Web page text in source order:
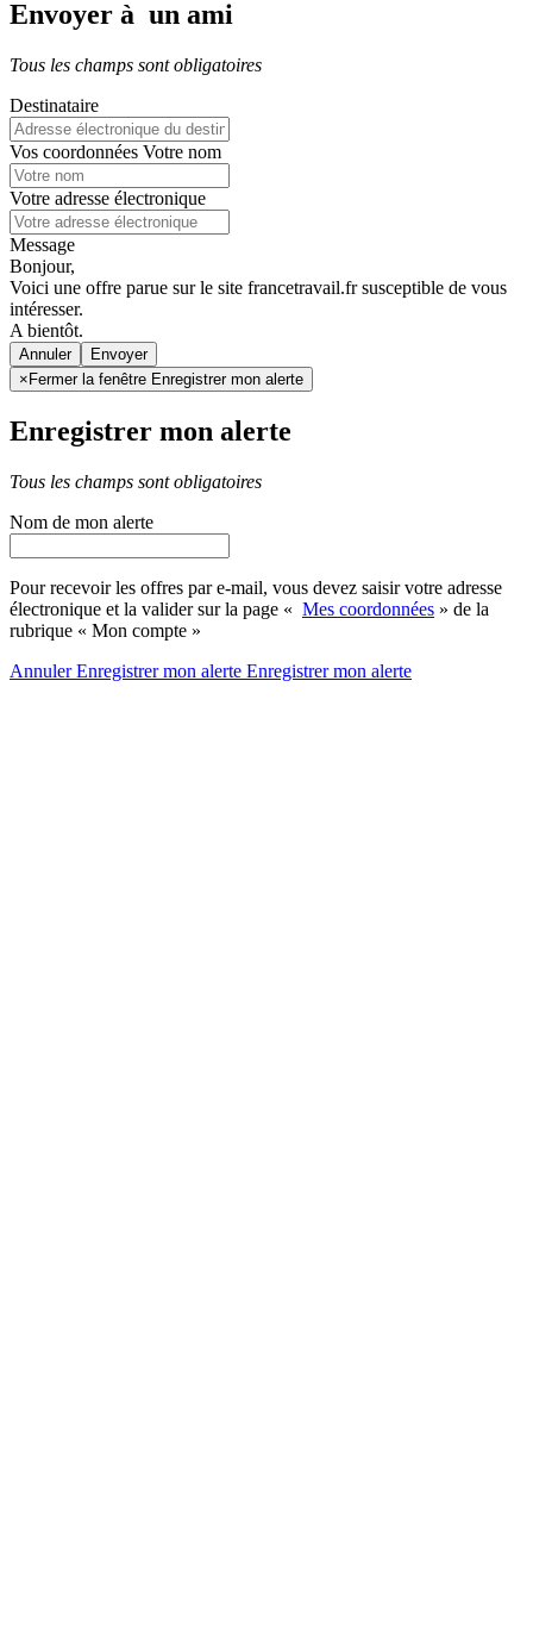
Envoyer à un ami
Tous les champs sont obligatoires
Destinataire
Vos coordonnées Votre nom
Votre adresse électronique
Message
Bonjour,
Voici une offre parue sur le site francetravail.fr susceptible de vous
intéresser.
A bientôt.
Annuler
× Fermer la fenêtre Enregistrer mon alerte
Enregistrer mon alerte
Tous les champs sont obligatoires
Nom de mon alerte
Pour recevoir les offres par e-mail, vous devez saisir votre adresse
électronique et la valider sur la page « Mes coordonnées » de la
rubrique « Mon compte »
AnnulerEnregistrer mon alerte Enregistrermon alerte